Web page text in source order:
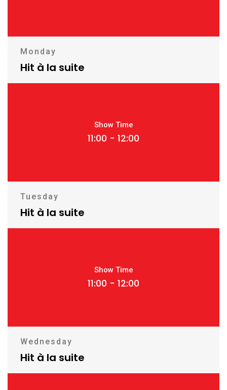
Monday
Hit à la suite
Show Time
11:00 - 12:00
Tuesday
Hit à la suite
Show Time
11:00 - 12:00
Wednesday
Hit à la suite